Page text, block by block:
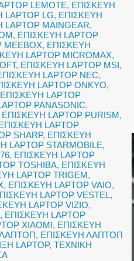
LEMOTE, ΕΠΙΣΚΕΥΗ
LAPTOP LG, ΕΠΙΣΚΕΥΗ
MAINGEAR,
, ΕΠΙΣΚΕΥΗ LAPTOP
MEEBOX, ΕΠΙΣΚΕΥΗ
LAPTOP MICROMAX,
, ΕΠΙΣΚΕΥΗ LAPTOP MSI,
LAPTOP NEC,
LAPTOP ONKYO,
ΕΠΙΣΚΕΥΗ LAPTOP
PANASONIC,
ΕΠΙΣΚΕΥΗ LAPTOP PURISM,
LAPTOP
SHARP, ΕΠΙΣΚΕΥΗ
LAPTOP STARMOBILE,
, ΕΠΙΣΚΕΥΗ LAPTOP
TOSHIBA, ΕΠΙΣΚΕΥΗ
LAPTOP TRIGEM,
, ΕΠΙΣΚΕΥΗ LAPTOP VAIO,
LAPTOP VESTEL,
LAPTOP VIZIO,
, ΕΠΙΣΚΕΥΗ LAPTOP
XIAOMI, ΕΠΙΣΚΕΥΗ
, ΕΠΙΣΚΕΥΗ ΛΑΠΤΟΠ
LAPTOP,ΤΕΧΝΙΚΗ